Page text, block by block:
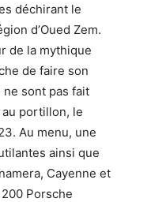
déchirant le
d’Oued Zem.
de la mythique
de faire son
sont pas fait
portillon, le
Au menu, une
ainsi que
Cayenne et
Porsche